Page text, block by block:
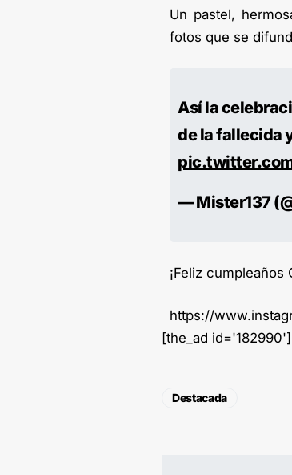
Un pastel,
fotos que se
Así la
de la fallecida
— Mister137
¡Feliz cumpleaños
https://
[the_ad id='182990']
Destacada